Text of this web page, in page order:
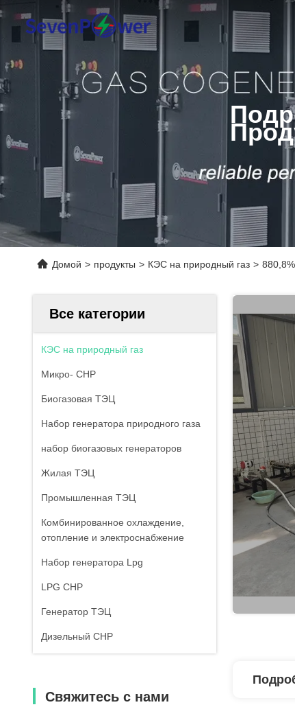
Домой > продукты > КЭС на природный газ >
Все категории
КЭС на природный газ
Микро- CHP
Биогазовая ТЭЦ
Набор генератора природного газа
набор биогазовых генераторов
Жилая ТЭЦ
Промышленная ТЭЦ
Комбинированное охлаждение,
отопление и электроснабжение
Набор генератора Lpg
LPG CHP
Генератор ТЭЦ
Дизельный CHP
Свяжитесь с нами